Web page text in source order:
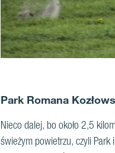
Park Romana
Nieco dalej, bo około 2,5
świeżym powietrzu, czyli